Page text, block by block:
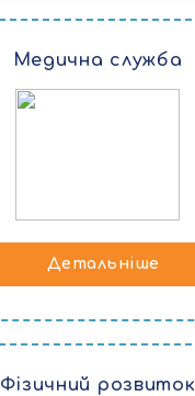
Медична служба
Детальніше
Фізичний розвиток